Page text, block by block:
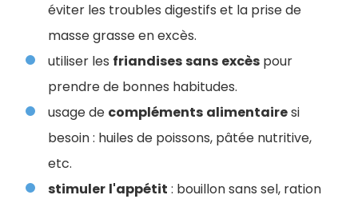
éviter les troubles digestifs et la prise de
masse grasse en excès.
utiliser les friandisessans excès pour
prendre de bonnes habitudes.
usage de compléments alimentairesi
besoin : huiles de poissons, pâtée nutritive,
etc.
stimuler l'appétit : bouillon sans sel, ration